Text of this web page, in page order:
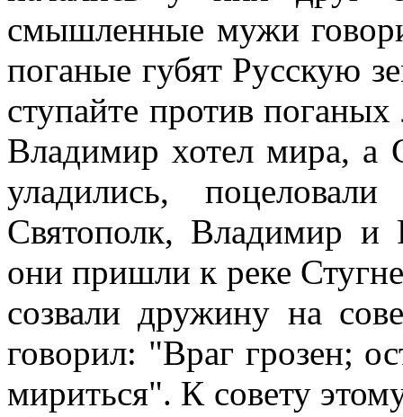
смышленные мужи
поганые губят Русскую
ступайте против
Владимир хотел мира, а
уладились,
Святополк, Владимир и
они пришли к реке
созвали дружину на
говорил: "Враг грозен;
мириться". К совету